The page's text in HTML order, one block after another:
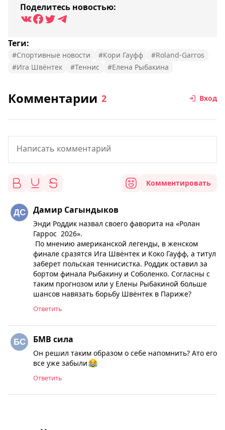
Поделитесь новостью:
Теги:
#Спортивные новости #Кори Гауфф
#Roland-Garros
#Ига Швёнтек
#Теннис #Елена Рыбакина
Комментарии 2 Вход
Комментировать
Дамир Сагындыков
Энди Роддик назвал своего фаворита на «Ролан
Гаррос 2026».
По мнению американской легенды, в женском
финале сразятся Ига Швёнтек и Коко Гауфф, а титул
заберет польская теннисистка. Роддик оставил за
бортом финала Рыбакину и Соболенко. Согласны с
таким прогнозом или у Елены Рыбакиной больше
шансов навязать борьбу Швёнтек в Париже?
Ответить
БМВ сила
Он решил таким образом о себе напомнить? Ато его
все уже забыли
Ответить